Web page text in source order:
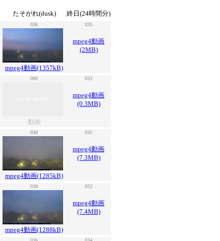
たそがれ(dusk) 終日(24時間分)
036 035
mpeg4動画
(2MB)
mpeg4動画(1357kB)
000 033
mpeg4動画
(0.3MB)
動画
038 035
mpeg4動画
(7.3MB)
mpeg4動画(1285kB)
038 032
mpeg4動画
(7.4MB)
mpeg4動画(1288kB)